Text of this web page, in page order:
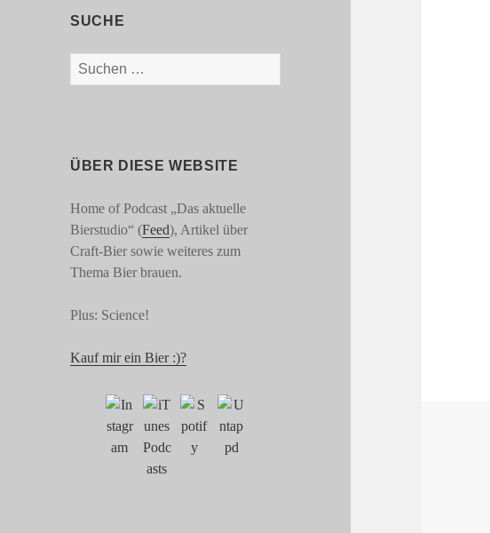
SUCHE
Suchen
nach:
ÜBER DIESE WEBSITE
Home of Podcast „Das aktuelle
Bierstudio“ (Feed), Artikel über
Craft-Bier sowie weiteres zum
Thema Bier brauen.
Plus: Science!
Kauf mir ein Bier :)?